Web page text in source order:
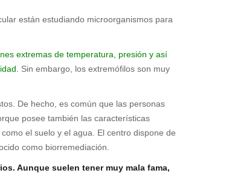
están estudiando microorganismos para
extremas de temperatura, presión y así
Sin embargo, los extremófilos son muy
De hecho, es común que las personas
posee también las características
el suelo y el agua. El centro dispone de
como biorremediación.
Aunque suelen tener muy mala fama,